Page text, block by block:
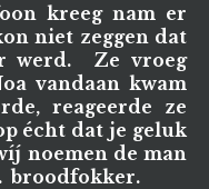
kreeg nam er
niet zeggen dat
werd. Ze vroeg
vandaan kwam
reageerde ze
écht dat je geluk
noemen de man
broodfokker.